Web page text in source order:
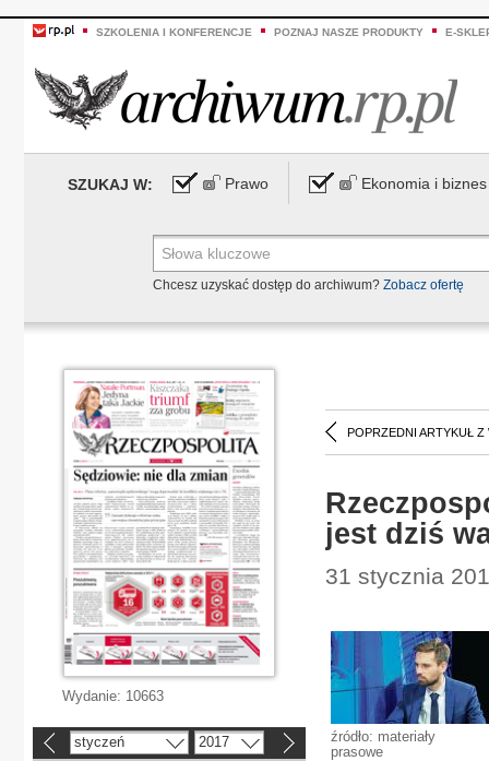
SZKOLENIA I KONFERENCJE POZNAJ NASZE PRODUKTY E-
SZUKAJ W: Prawo Ekonomia i biznes
Chcesz uzyskać dostęp do archiwum? Zobacz ofertę
POPRZEDNI ARTYKUŁ Z
jest dziś
31 stycznia
źródło: materiały
prasowe
Wydanie: 10663
styczeń 2017